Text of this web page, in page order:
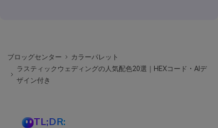
ブロッグセンター
カラーパレット
ラスティックウェディングの人気配色20選｜HEXコード・AIデ
ザイン付き
TL;DR: